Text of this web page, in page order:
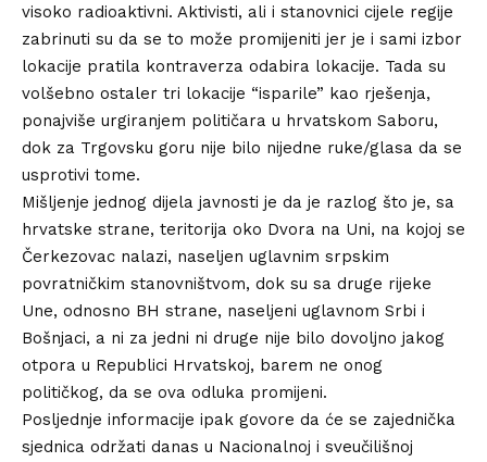
visoko radioaktivni. Aktivisti, ali i stanovnici cijele regije
zabrinuti su da se to može promijeniti jer je i sami izbor
lokacije pratila kontraverza odabira lokacije. Tada su
volšebno ostaler tri lokacije “isparile” kao rješenja,
ponajviše urgiranjem političara u hrvatskom Saboru,
dok za Trgovsku goru nije bilo nijedne ruke/glasa da se
usprotivi tome.
Mišljenje jednog dijela javnosti je da je razlog što je, sa
hrvatske strane, teritorija oko Dvora na Uni, na kojoj se
Čerkezovac nalazi, naseljen uglavnim srpskim
povratničkim stanovništvom, dok su sa druge rijeke
Une, odnosno BH strane, naseljeni uglavnom Srbi i
Bošnjaci, a ni za jedni ni druge nije bilo dovoljno jakog
otpora u Republici Hrvatskoj, barem ne onog
političkog, da se ova odluka promijeni.
Posljednje informacije ipak govore da će se zajednička
sjednica održati danas u Nacionalnoj i sveučilišnoj